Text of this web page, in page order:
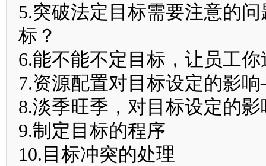
5.突破法定目标需要注意的
标？
6.能不能不定目标，让员工
7.资源配置对目标设定的影
8.淡季旺季，对目标设定的影
9.制定目标的程序
10.目标冲突的处理